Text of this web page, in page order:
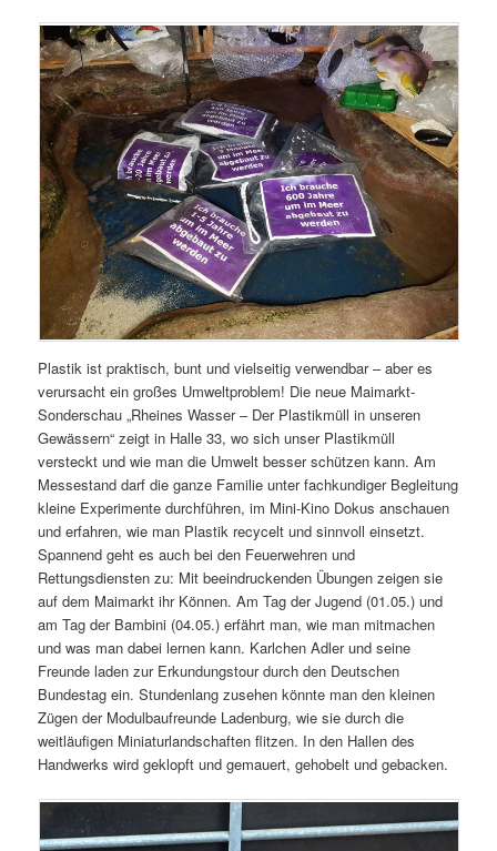
Plastik ist praktisch, bunt und vielseitig verwendbar – aber es
verursacht ein großes Umweltproblem! Die neue Maimarkt-
Sonderschau „Rheines Wasser – Der Plastikmüll in unseren
Gewässern“ zeigt in Halle 33, wo sich unser Plastikmüll
versteckt und wie man die Umwelt besser schützen kann. Am
Messestand darf die ganze Familie unter fachkundiger Begleitung
kleine Experimente durchführen, im Mini-Kino Dokus anschauen
und erfahren, wie man Plastik recycelt und sinnvoll einsetzt.
Spannend geht es auch bei den Feuerwehren und
Rettungsdiensten zu: Mit beeindruckenden Übungen zeigen sie
auf dem Maimarkt ihr Können. Am Tag der Jugend (01.05.) und
am Tag der Bambini (04.05.) erfährt man, wie man mitmachen
und was man dabei lernen kann. Karlchen Adler und seine
Freunde laden zur Erkundungstour durch den Deutschen
Bundestag ein. Stundenlang zusehen könnte man den kleinen
Zügen der Modulbaufreunde Ladenburg, wie sie durch die
weitläufigen Miniaturlandschaften flitzen. In den Hallen des
Handwerks wird geklopft und gemauert, gehobelt und gebacken.